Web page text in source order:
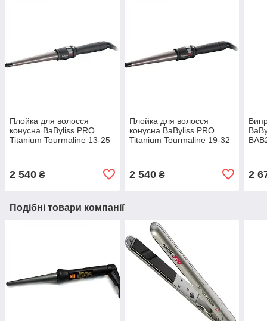
Плойка для волосся
конусна BaByliss PRO
Titanium Tourmaline 13-25
2 540 ₴
Плойка для волосся
конусна BaByliss PRO
Titanium Tourmaline 19-32
2 540₴ 2
Подібні товари компанії